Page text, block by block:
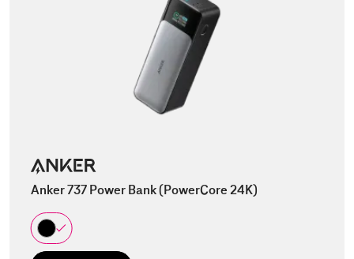
Anker 737 Power Bank (PowerCore 24K)